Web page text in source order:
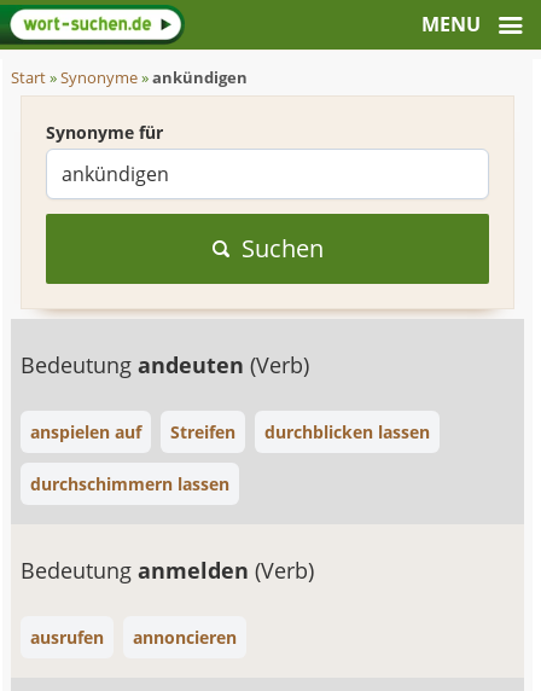
Start»Synonyme»ankündigen
Synonyme für
Suchen
Bedeutungandeuten(Verb)
anspielen auf Streifen durchblicken lassen
durchschimmern lassen
Bedeutunganmelden(Verb)
ausrufen annoncieren